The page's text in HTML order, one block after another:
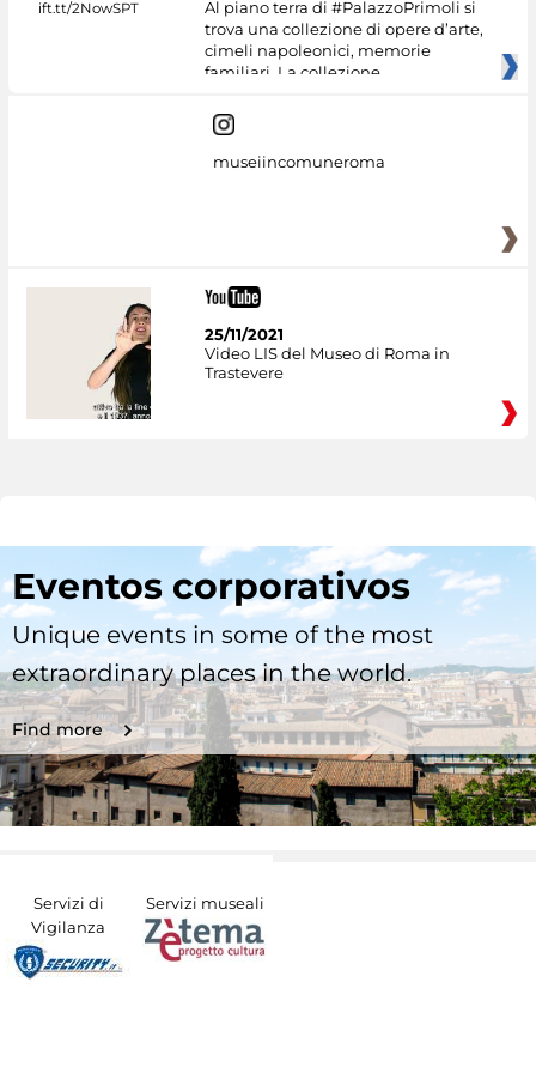
Al piano terra di #PalazzoPrimoli si
trova una collezione di opere d’arte,
cimeli napoleonici, memorie
familiari. La collezione
museiincomuneroma
25/11/2021
Video LIS del Museo di Roma in
Trastevere
Eventos corporativos
Unique events in some of the most
extraordinary places in the world.
Find more
Servizi di
Vigilanza
Servizi museali